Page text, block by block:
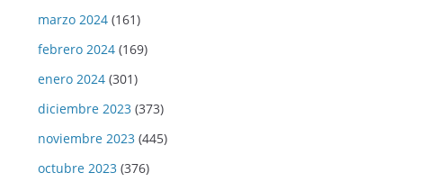
marzo 2024 (161)
febrero 2024 (169)
enero 2024 (301)
diciembre 2023 (373)
noviembre 2023 (445)
octubre 2023 (376)